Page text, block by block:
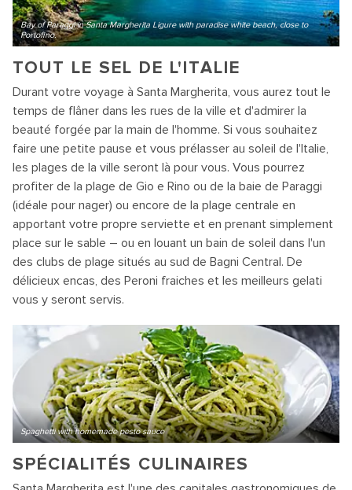
Bay of Paraggi in Santa Margherita Ligure with paradise white beach, close to
Portofino.
TOUT LE SEL DE L'ITALIE
Durant votre voyage à Santa Margherita, vous aurez tout le
temps de flâner dans les rues de la ville et d'admirer la
beauté forgée par la main de l'homme. Si vous souhaitez
faire une petite pause et vous prélasser au soleil de l'Italie,
les plages de la ville seront là pour vous. Vous pourrez
profiter de la plage de Gio e Rino ou de la baie de Paraggi
(idéale pour nager) ou encore de la plage centrale en
apportant votre propre serviette et en prenant simplement
place sur le sable – ou en louant un bain de soleil dans l'un
des clubs de plage situés au sud de Bagni Central. De
délicieux encas, des Peroni fraiches et les meilleurs gelati
vous y seront servis.
Spaghetti with homemade pesto sauce
SPÉCIALITÉS CULINAIRES